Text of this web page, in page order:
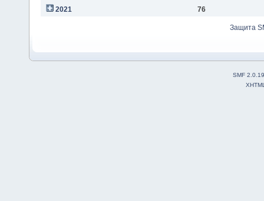
2021
76
Защита
SMF 2.0.19